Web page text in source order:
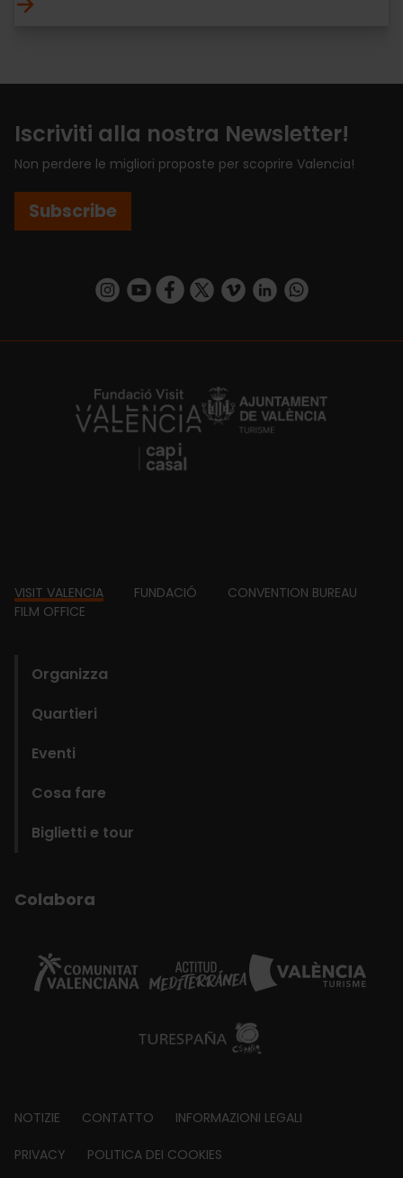
Iscriviti alla nostra Newsletter!
Non perdere le migliori proposte per scoprire Valencia!
Subscribe
https://www.instagram.com/visit_valencia/
https://www.youtube.com/user/
https://www.facebook.com/
https://twitter.com/VisitaValencia
https://vimeo.com/
https://www.linkedin.com/company/turismo-valencia/https://api.whatsapp.com/send/
https://fundacion.visitvalencia.com/
Footer
VISIT VALENCIA FUNDACIÓ
CONVENTION BUREAU
FILM OFFICE
Organizza
Quartieri
Eventi
Cosa fare
Biglietti e tour
Colabora
Footer
about
NOTIZIE CONTATTO INFORMAZIONI LEGALI
PRIVACY POLITICA DEI COOKIES